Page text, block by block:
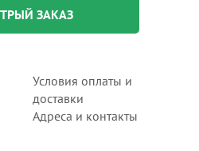
ЗАКАЗ
Условия оплаты и
доставки
Адреса и контакты